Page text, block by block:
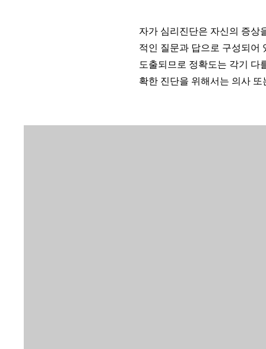
자가 심리진단은 자신의 증상
적인 질문과 답으로 구성되어
도출되므로 정확도는 각기 다
확한 진단을 위해서는 의사